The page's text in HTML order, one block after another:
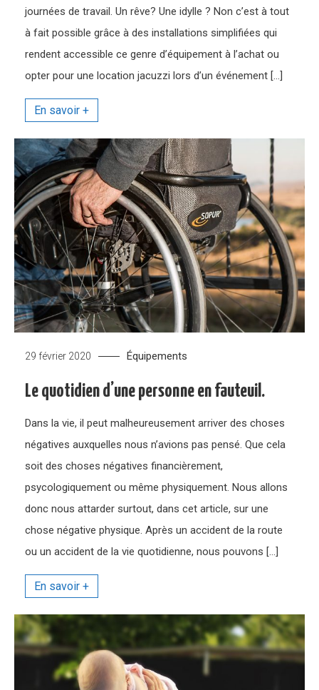
journées de travail. Un rêve? Une idylle ? Non c’est à tout
à fait possible grâce à des installations simplifiées qui
rendent accessible ce genre d’équipement à l’achat ou
opter pour une location jacuzzi lors d’un événement […]
29 février 2020 Équipements
Le quotidien d’une personne en fauteuil.
Dans la vie, il peut malheureusement arriver des choses
négatives auxquelles nous n’avions pas pensé. Que cela
soit des choses négatives financièrement,
psycologiquement ou même physiquement. Nous allons
donc nous attarder surtout, dans cet article, sur une
chose négative physique. Après un accident de la route
ou un accident de la vie quotidienne, nous pouvons […]